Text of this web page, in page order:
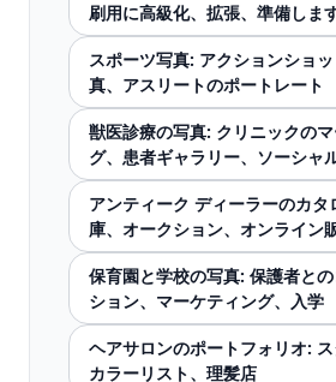
刷用に高級化、拡張、準備しま
スポーツ写真: アクションショ
真、アスリートのポートレート
獣医診療の写真: クリニックの
グ、患者ギャラリー、ソーシャ
アンティーク ディーラーのカタ
庫、オークション、オンライン
保育園と学校の写真: 保護者と
ション、マーケティング、入学
ヘアサロンのポートフォリオ: ス
カラーリスト、理髪店